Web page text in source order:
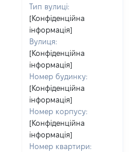
Тип вулиці:
[Конфіденційна
інформація]
Вулиця:
[Конфіденційна
інформація]
Номер будинку:
[Конфіденційна
інформація]
Номер корпусу:
[Конфіденційна
інформація]
Номер квартири: